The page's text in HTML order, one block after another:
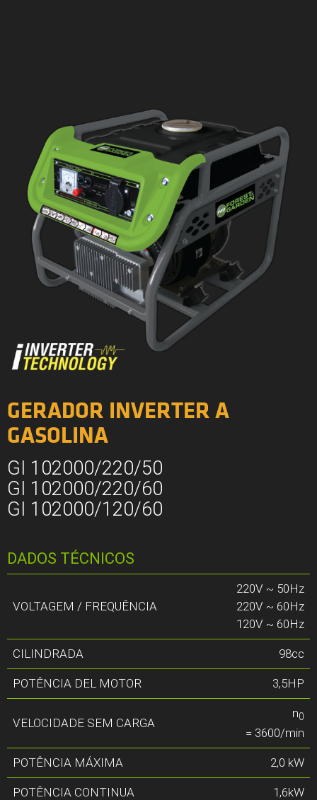
GERADOR INVERTER A
GASOLINA
GI 102000/220/50
GI 102000/220/60
GI 102000/120/60
DADOS TÉCNICOS
VOLTAGEM / FREQUÊNCIA
220V ~ 50Hz
220V ~ 60Hz
120V ~ 60Hz
CILINDRADA 98cc
POTÊNCIA DEL MOTOR 3,5HP
VELOCIDADE SEM CARGA
n0
= 3600/min
POTÊNCIA MÁXIMA 2,0 kW
POTÊNCIA CONTINUA 1,6kW